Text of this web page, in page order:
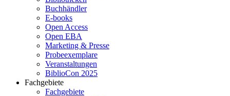
Buchhändler
E-books
Open Access
Open EBA
Marketing & Presse
Probeexemplare
Veranstaltungen
BiblioCon 2025
Fachgebiete
Fachgebiete